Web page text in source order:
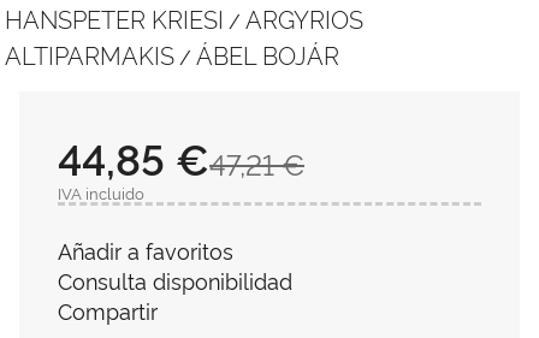
HANSPETER KRIESI / ARGYRIOS
ALTIPARMAKIS / ÁBEL BOJÁR
47,21 €
44,85 €
IVA incluido
Añadir a favoritos
Consulta disponibilidad
Compartir